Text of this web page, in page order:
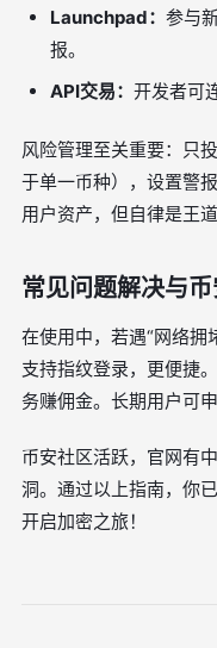
Launchpad： 参与
报。
API交易： 开发者可
风险管理至关重要：只
于单一币种），设置警
用户资产，但自律是王道
常见问题解决与
在使用中，若遇“网络拥
支持指纹登录，更便捷
务赚佣金。长期用户可
币安社区活跃，官网有
洞。通过以上指南，你
开启加密之旅！